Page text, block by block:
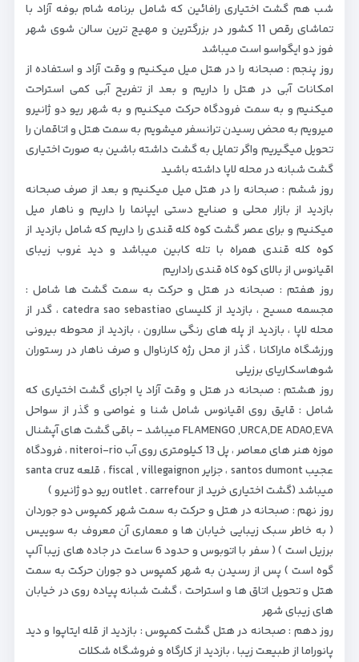
شب هم گشت اختیاری رافائین که شامل برنامه شام بوفه آزاد با
تماشای رقص 11 کشور در بزرگترین و مهیج ترین سالن شوی شهر
فوز دو ایگواسو است میباشد
روز پنجم : صبحانه را در هتل میل میکنیم و وقت آزاد و استفاده از
امکانات آبی در هتل را داریم و بعد از تفریح آبی کمی استراحت
میکنیم و به سمت فرودگاه حرکت میکنیم و به شهر ریو دو ژانیرو
میرویم به محض رسیدن ترانسفر میشویم به سمت هتل و اتاقمان را
تحویل میگیریم واگر تمایل به گشت داشته باشین به صورت اختیاری
گشت شبانه در محله لاپا داشته باشید
روز ششم : صبحانه را در هتل میل میکنیم و بعد از صرف صبحانه
بازدید از بازار محلی و صنایع دستی ایپانما را داریم و ناهار میل
میکنیم و برای عصر گشت کوه کله قندی را داریم که شامل بازدید از
کوه کله قندی همراه با تله کابین میباشد و دید غروب زیبای
اقیانوس از بالای کوه کاه قندی راداریم
روز هفتم : صبحانه در هتل و حرکت به سمت گشت ها شامل :
مجسمه مسیح ، بازدید از کلیسای catedra sao sebastiao ، گدر از
محله لاپا ، بازدید از پله های رنگی سلارون ، بازدید از محوطه بیرونی
ورزشگاه ماراکانا ، گذر از محل رژه کارناوال و صرف ناهار در رستوران
شوهاسکاریای برزیلی
روز هشتم : صبحانه در هتل و وقت آزاد یا اجرای گشت اختیاری که
شامل : قایق روی اقیانوس شامل شنا و غواصی و گذر از سواحل
FLAMENGO ,URCA,DE ADAO,EVA میباشد - باقی گشت های آپشنال
موزه هنر های معاصر ، پل 13 کیلومتری روی آب niteroi-rio ، فرودگاه
عجیب santos dumont ، جزایر fiscal , villegaignon ، قلعه santa cruz
میباشد (گشت اختیاری خرید از outlet . carrefour ریو دو ژانیرو )
روز نهم : صبحانه در هتل و حرکت به سمت شهر کمپوس دو جوردان
( به خاطر سبک زیبایی خیابان ها و معماری آن معروف به سوییس
برزیل است ) ( سفر با اتوبوس و حدود 6 ساعت در جاده های زیبا آلپ
گوه است ) پس از رسیدن به شهر کمپوس دو جوران حرکت به سمت
هتل و تحویل اتاق ها و استراحت ، گشت شبانه پیاده روی در خیابان
های زیبای شهر
روز دهم : صبحانه در هتل گشت کمپوس : بازدید از قله ایتاپوا و دید
پانوراما از طبیعت زیبا ، بازدید از کارگاه و فروشگاه شکلات